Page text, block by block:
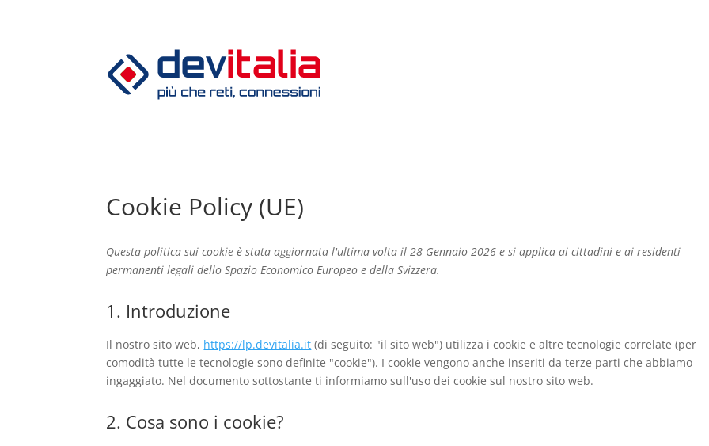
Cookie Policy (UE)
Questa politica sui cookie è stata aggiornata l'ultima volta il 28 Gennaio 2026 e si applica ai cittadini e ai residenti
permanenti legali dello Spazio Economico Europeo e della Svizzera.
1. Introduzione
Il nostro sito web, https://lp.devitalia.it (di seguito: "il sito web") utilizza i cookie e altre tecnologie correlate (per
comodità tutte le tecnologie sono definite "cookie"). I cookie vengono anche inseriti da terze parti che abbiamo
ingaggiato. Nel documento sottostante ti informiamo sull'uso dei cookie sul nostro sito web.
2. Cosa sono i cookie?